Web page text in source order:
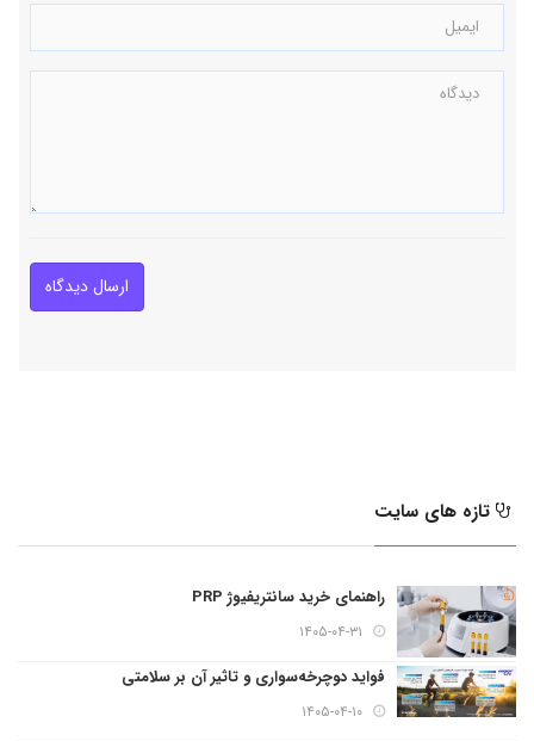
ارسال دیدگاه
تازه های سایت
راهنمای خرید سانتریفیوژ PRP
۱۴۰۵-۰۴-۳۱
فواید دوچرخه‌سواری و تاثیر آن بر سلامتی
۱۴۰۵-۰۴-۱۰